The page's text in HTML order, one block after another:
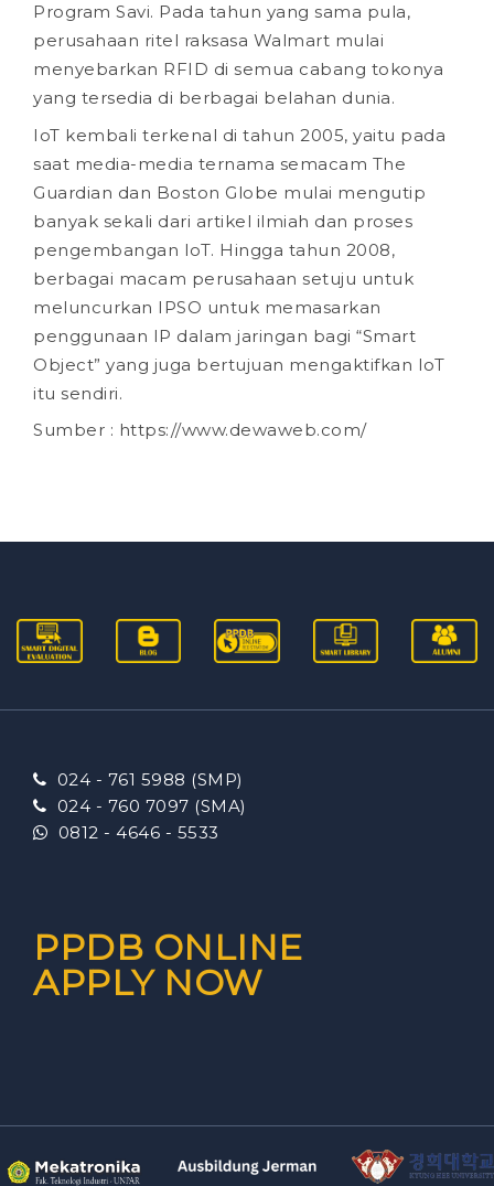
Program Savi. Pada tahun yang sama pula,
perusahaan ritel raksasa Walmart mulai
menyebarkan RFID di semua cabang tokonya
yang tersedia di berbagai belahan dunia.
IoT kembali terkenal di tahun 2005, yaitu pada
saat media-media ternama semacam The
Guardian dan Boston Globe mulai mengutip
banyak sekali dari artikel ilmiah dan proses
pengembangan IoT. Hingga tahun 2008,
berbagai macam perusahaan setuju untuk
meluncurkan IPSO untuk memasarkan
penggunaan IP dalam jaringan bagi “Smart
Object” yang juga bertujuan mengaktifkan IoT
itu sendiri.
Sumber : https://www.dewaweb.com/
024 - 761 5988 (SMP)
024 - 760 7097 (SMA)
0812 - 4646 - 5533
PPDB ONLINE
APPLY NOW